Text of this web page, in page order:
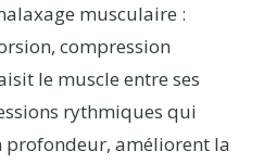
musculaire :
compression
le muscle entre ses
rythmiques qui
profondeur, améliorent la